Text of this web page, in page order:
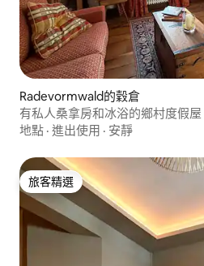
Radevormwald的穀倉
有私人桑拿房和冰浴的鄉村度假屋
地點 · 進出使用 · 安靜
旅客精選
旅客精選